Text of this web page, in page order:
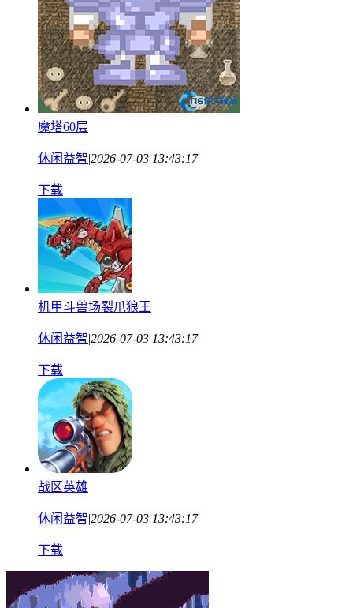
魔塔60层
休闲益智|2026-07-03 13:43:17
下载
机甲斗兽场裂爪狼王
休闲益智|2026-07-03 13:43:17
下载
战区英雄
休闲益智|2026-07-03 13:43:17
下载